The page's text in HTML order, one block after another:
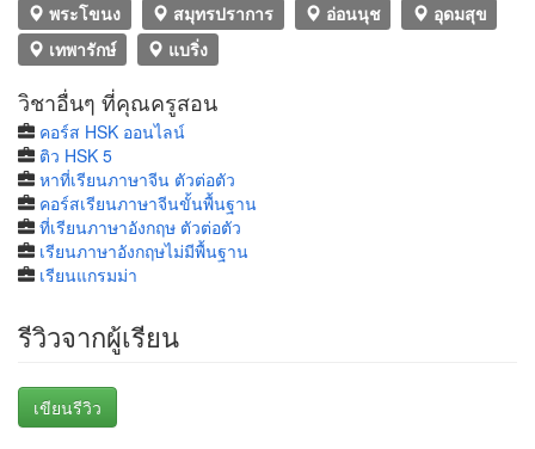
พระโขนง
สมุทรปราการ อ่อนนุช
อุดมสุข
เทพารักษ์
แบริ่ง
วิชาอื่นๆ ที่คุณครูสอน
คอร์ส HSK ออนไลน์
ติว HSK 5
หาที่เรียนภาษาจีน ตัวต่อตัว
คอร์สเรียนภาษาจีนขั้นพื้นฐาน
ที่เรียนภาษาอังกฤษ ตัวต่อตัว
เรียนภาษาอังกฤษไม่มีพื้นฐาน
เรียนแกรมม่า
รีวิวจากผู้เรียน
เขียนรีวิว